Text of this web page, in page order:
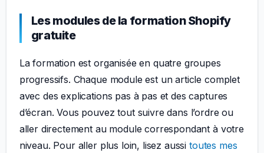
Les modules de la formation Shopify
gratuite
La formation est organisée en quatre groupes
progressifs. Chaque module est un article complet
avec des explications pas à pas et des captures
d’écran. Vous pouvez tout suivre dans l’ordre ou
aller directement au module correspondant à votre
niveau. Pour aller plus loin, lisez aussi toutes mes